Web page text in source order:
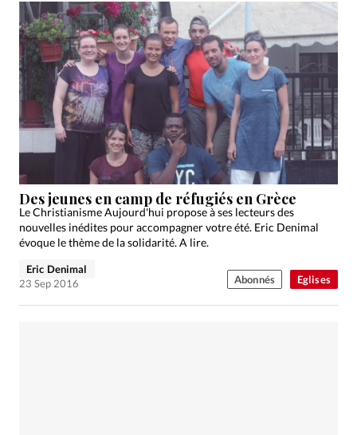
Eglises
Des jeunes en camp de réfugiés en Grèce
Le Christianisme Aujourd'hui propose à ses lecteurs des
nouvelles inédites pour accompagner votre été. Eric Denimal
évoque le thème de la solidarité. A lire.
Eric Denimal
23 Sep 2016
Abonnés